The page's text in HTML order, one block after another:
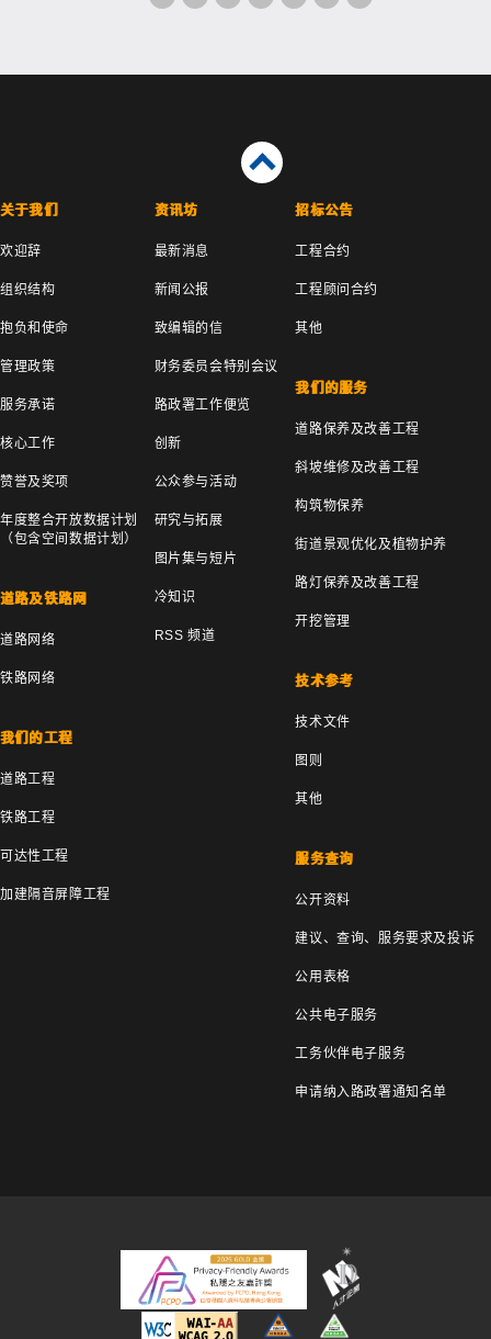
关于我们
欢迎辞
组织结构
抱负和使命
管理政策
服务承诺
核心工作
赞誉及奖项
年度整合开放数据计划
（包含空间数据计划）
道路及铁路网
道路网络
铁路网络
我们的工程
道路工程
铁路工程
可达性工程
加建隔音屏障工程
资讯坊
最新消息
新闻公报
致编辑的信
财务委员会特别会议
路政署工作便览
创新
公众参与活动
研究与拓展
图片集与短片
冷知识
RSS 频道
招标公告
工程合约
工程顾问合约
其他
我们的服务
道路保养及改善工程
斜坡维修及改善工程
构筑物保养
街道景观优化及植物护养
路灯保养及改善工程
开挖管理
技术参考
技术文件
图则
其他
服务查询
公开资料
建议、查询、服务要求及投诉
公用表格
公共电子服务
工务伙伴电子服务
申请纳入路政署通知名单